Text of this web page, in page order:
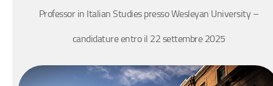
Professor in Italian Studies presso Wesleyan University –
candidature entro il 22 settembre 2025